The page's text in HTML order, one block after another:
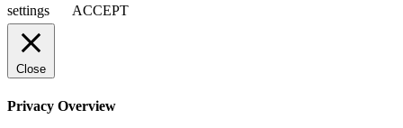
settings
ACCEPT
Close
Privacy Overview